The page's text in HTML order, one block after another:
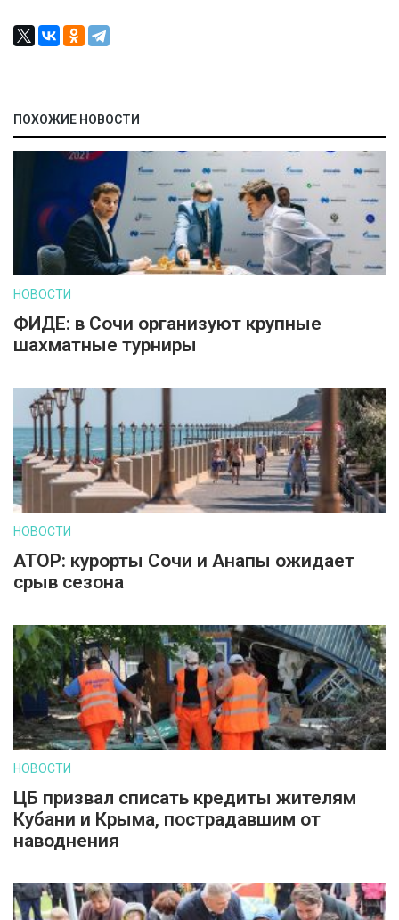
ПОХОЖИЕ НОВОСТИ
НОВОСТИ
ФИДЕ: в Сочи организуют крупные
шахматные турниры
НОВОСТИ
АТОР: курорты Сочи и Анапы ожидает
срыв сезона
НОВОСТИ
ЦБ призвал списать кредиты жителям
Кубани и Крыма, пострадавшим от
наводнения